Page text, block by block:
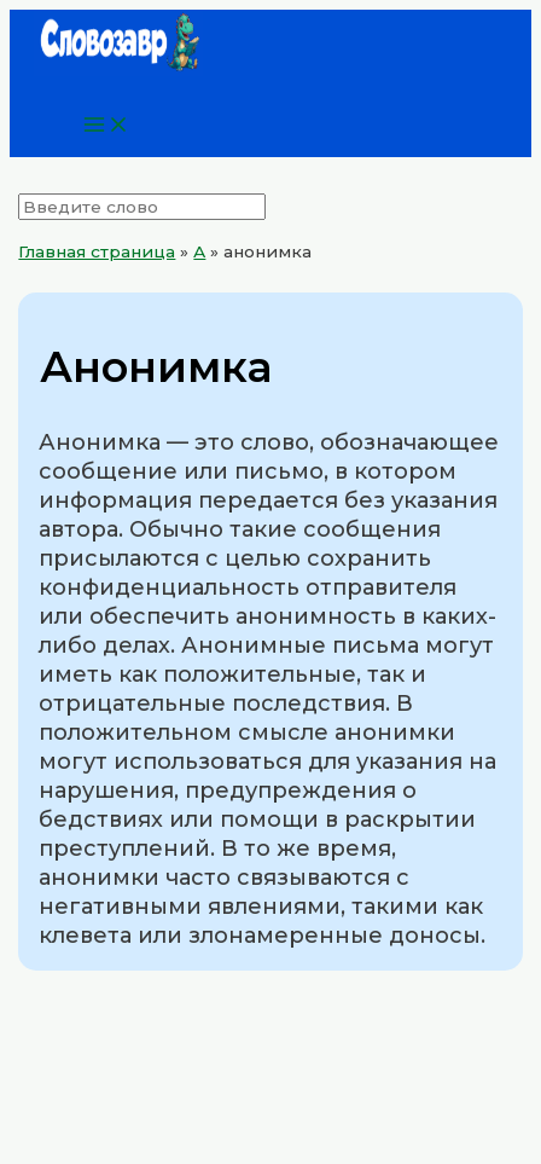
ПерейтиMain
Главная страница »А »анонимка
Анонимка
Анонимка — это слово, обозначающее
сообщение или письмо, в котором
информация передается без указания
автора. Обычно такие сообщения
присылаются с целью сохранить
конфиденциальность отправителя
или обеспечить анонимность в каких-
либо делах. Анонимные письма могут
иметь как положительные, так и
отрицательные последствия. В
положительном смысле анонимки
могут использоваться для указания на
нарушения, предупреждения о
бедствиях или помощи в раскрытии
преступлений. В то же время,
анонимки часто связываются с
негативными явлениями, такими как
клевета или злонамеренные доносы.